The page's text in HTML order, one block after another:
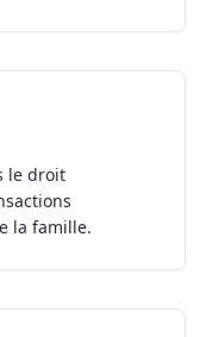
le droit
la famille.